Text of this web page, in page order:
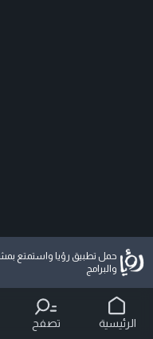
حمل تطبيق رؤيا واستمتع
والبرامج
الرئيسية تصفح